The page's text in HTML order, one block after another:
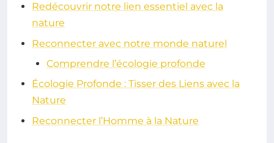
Redécouvrir notre lien essentiel avec la
nature
Reconnecter avec notre monde naturel
Comprendre l’écologie profonde
Écologie Profonde : Tisser des Liens avec la
Nature
Reconnecter l’Homme à la Nature